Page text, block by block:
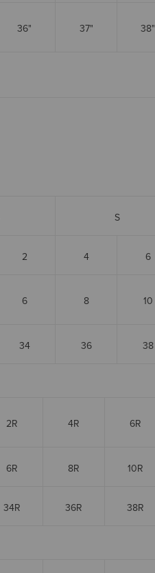
36" 37" 38"
S
2 4 6
6 8 10
34 36 38
2R 4R 6R
6R 8R 10R
34R 36R 38R